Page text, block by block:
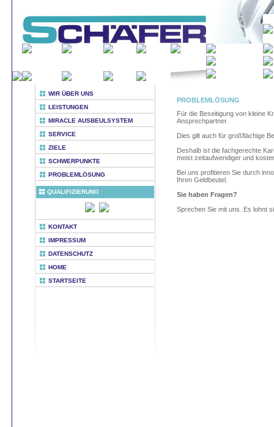
WIR ÜBER UNS
LEISTUNGEN
MIRACLE AUSBEULSYSTEM
SERVICE
ZIELE
SCHWERPUNKTE
PROBLEMLÖSUNG
QUALIFIZIERUNG
KONTAKT
IMPRESSUM
DATENSCHUTZ
HOME
STARTSEITE
PROBLEMLÖSUNG
Für die Beseitigung von kleine
Ansprechpartner.
Dies gilt auch für großflächige
Deshalb ist die fachgerechte
meist zeitaufwendiger und
Bei uns profitieren Sie durch
Ihren Geldbeutel.
Sie haben Fragen?
Sprechen Sie mit uns. Es lohnt